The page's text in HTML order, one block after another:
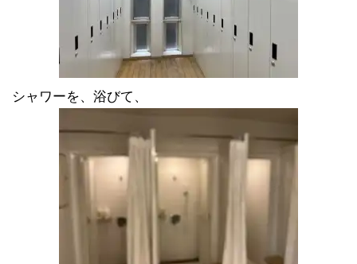
シャワーを、浴びて、